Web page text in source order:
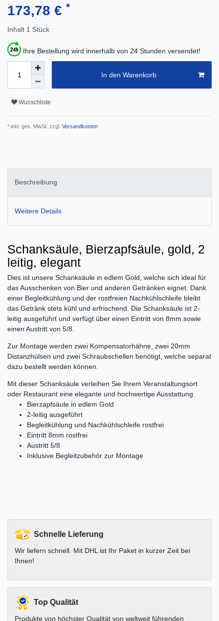
173,78 € *
Inhalt 1 Stück
Ihre Bestellung wird innerhalb von 24 Stunden versendet!
In den Warenkorb
Wunschliste
* inkl. ges. MwSt. zzgl. Versandkosten
Beschreibung
Weitere Details
Schanksäule, Bierzapfsäule, gold, 2
leitig, elegant
Dies ist unsere Schanksäule in edlem Gold, welche sich ideal für
das Ausschenken von Bier und anderen Getränken eignet. Dank
einer Begleitkühlung und der rostfreien Nachkühlschleife bleibt
das Getränk stets kühl und erfrischend. Die Schanksäule ist 2-
leitig ausgeführt und verfügt über einen Eintritt von 8mm sowie
einen Austritt von 5/8.
Zur Montage werden zwei Kompensatorhähne, zwei 20mm
Distanzhülsen und zwei Schraubschellen benötigt, welche separat
dazu bestellt werden können.
Mit dieser Schanksäule verleihen Sie Ihrem Veranstaltungsort
oder Restaurant eine elegante und hochwertige Ausstattung.
Bierzapfsäule in edlem Gold
2-leitig ausgeführt
Begleitkühlung und Nachkühlschleife rostfrei
Eintritt 8mm rostfrei
Austritt 5/8
Inklusive Begleitzubehör zur Montage
Schnelle Lieferung
Wir liefern schnell. Mit DHL ist Ihr Paket in kurzer Zeit bei
Ihnen!
Top Qualität
Produkte von höchster Qualität von weltweit führenden